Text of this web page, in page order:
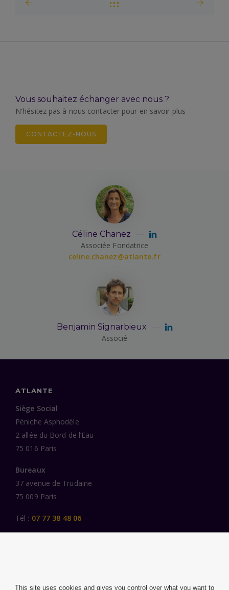
Vous souhaitez échanger avec nous ?
N'hésitez pas à nous contacter pour en savoir plus
CONTACTEZ-NOUS
Céline Chanez
Associée Fondatrice
celine.chanez@atlante.fr
Benjamin Signarbieux
Associé
ATLANTE
Siège Social
Péniche Asphodèle
2 allée du Bord de l’Eau
75 016 Paris
Bureaux
37 avenue de Trudaine
75 009 Paris
Tél : 07 77 38 48 06
This site uses cookies and gives you control over what you want to